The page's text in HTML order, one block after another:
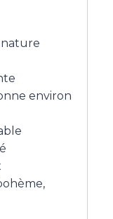
nature
environ